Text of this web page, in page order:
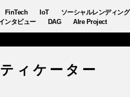
FinTech IoT ソーシャルレンディング
ンタビュー DAG AIre Project
ィケーター